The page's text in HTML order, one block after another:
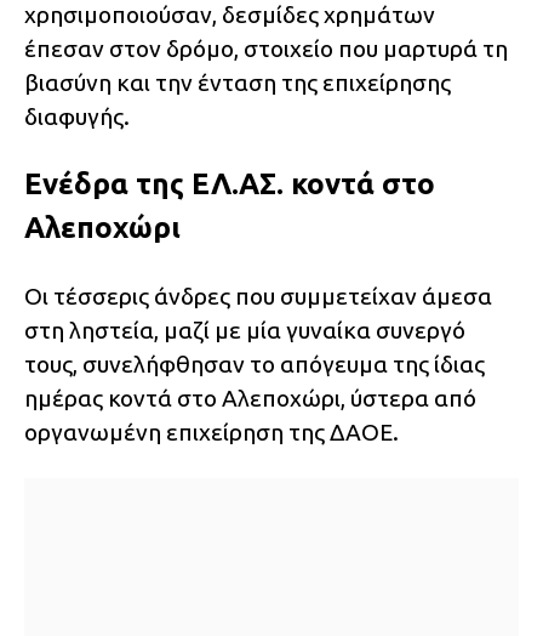
χρησιμοποιούσαν, δεσμίδες χρημάτων
έπεσαν στον δρόμο, στοιχείο που μαρτυρά τη
βιασύνη και την ένταση της επιχείρησης
διαφυγής.
Ενέδρα της ΕΛ.ΑΣ. κοντά στο
Αλεποχώρι
Οι τέσσερις άνδρες που συμμετείχαν άμεσα
στη ληστεία, μαζί με μία γυναίκα συνεργό
τους, συνελήφθησαν το απόγευμα της ίδιας
ημέρας κοντά στο Αλεποχώρι, ύστερα από
οργανωμένη επιχείρηση της ΔΑΟΕ.